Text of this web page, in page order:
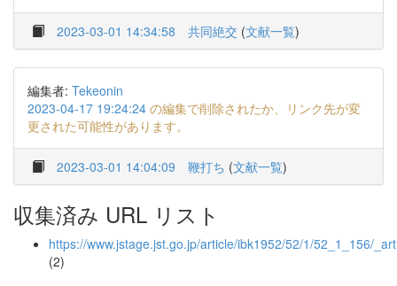
2023-03-01 14:34:58 共同絶交 (文献一覧)
編集者: Tekeonin
2023-04-17 19:24:24 の編集で削除されたか、リンク先が変
更された可能性があります。
2023-03-01 14:04:09 鞭打ち (文献一覧)
収集済み URL リスト
https://www.jstage.jst.go.jp/article/ibk1952/52/1/52_1_156/
(2)